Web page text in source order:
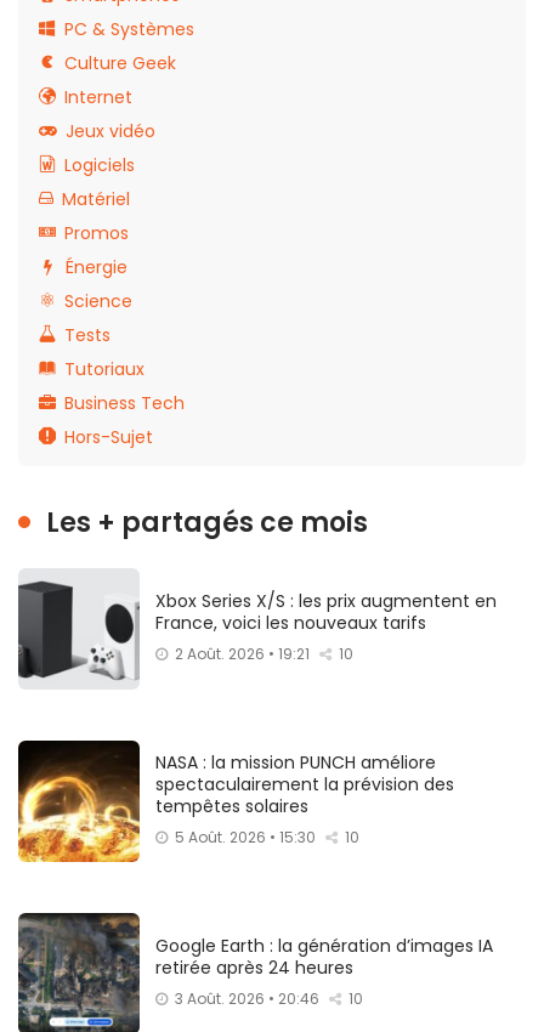
PC & Systèmes
Culture Geek
Internet
Jeux vidéo
Logiciels
Matériel
Promos
Énergie
Science
Tests
Tutoriaux
Business Tech
Hors-Sujet
Les + partagés ce mois
Xbox Series X/S : les prix augmentent en
France, voici les nouveaux tarifs
2 Août. 2026 • 19:21 10
NASA : la mission PUNCH améliore
spectaculairement la prévision des
tempêtes solaires
5 Août. 2026 • 15:30 10
Google Earth : la génération d’images IA
retirée après 24 heures
3 Août. 2026 • 20:46 10